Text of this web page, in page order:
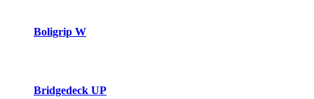
Boligrip W
Bridgedeck UP